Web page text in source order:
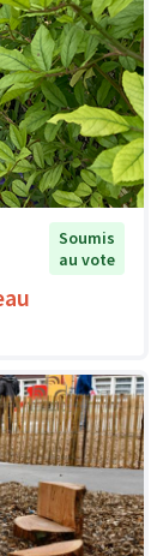
Soumis
au vote